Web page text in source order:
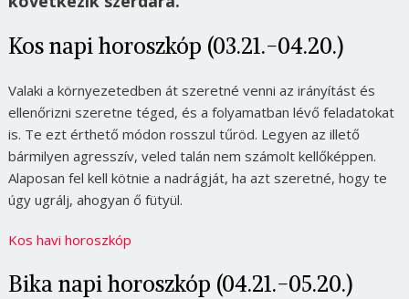
Kos napi horoszkóp (03.21.-04.20.)
Valaki a környezetedben át szeretné venni az irányítást és
ellenőrizni szeretne téged, és a folyamatban lévő feladatokat
is. Te ezt érthető módon rosszul tűröd. Legyen az illető
bármilyen agresszív, veled talán nem számolt kellőképpen.
Alaposan fel kell kötnie a nadrágját, ha azt szeretné, hogy te
úgy ugrálj, ahogyan ő fütyül.
Kos havi horoszkóp
Bika napi horoszkóp (04.21.-05.20.)